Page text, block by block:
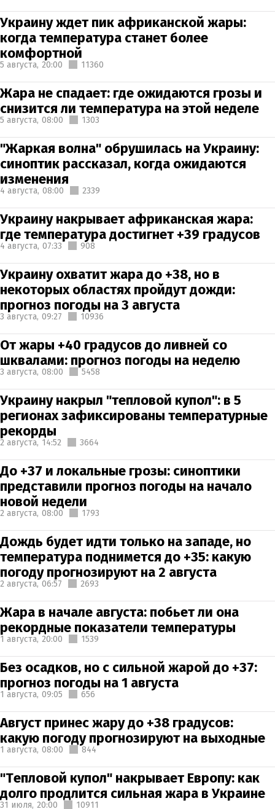
Украину ждет пик африканской жары:
когда температура станет более
комфортной
5 августа, 20:00 11360
Жара не спадает: где ожидаются грозы и
снизится ли температура на этой неделе
5 августа, 08:00 1303
"Жаркая волна" обрушилась на Украину:
синоптик рассказал, когда ожидаются
изменения
4 августа, 08:00 2339
Украину накрывает африканская жара:
где температура достигнет +39 градусов
4 августа, 07:33 908
Украину охватит жара до +38, но в
некоторых областях пройдут дожди:
прогноз погоды на 3 августа
3 августа, 09:27 10936
От жары +40 градусов до ливней со
шквалами: прогноз погоды на неделю
3 августа, 08:00 5458
Украину накрыл "тепловой купол": в 5
регионах зафиксированы температурные
рекорды
2 августа, 14:52 3664
До +37 и локальные грозы: синоптики
представили прогноз погоды на начало
новой недели
2 августа, 08:00 1793
Дождь будет идти только на западе, но
температура поднимется до +35: какую
погоду прогнозируют на 2 августа
2 августа, 06:57 2693
Жара в начале августа: побьет ли она
рекордные показатели температуры
1 августа, 20:00 1539
Без осадков, но с сильной жарой до +37:
прогноз погоды на 1 августа
1 августа, 09:05 656
Август принес жару до +38 градусов:
какую погоду прогнозируют на выходные
1 августа, 08:00 844
"Тепловой купол" накрывает Европу: как
долго продлится сильная жара в Украине
31 июля, 20:00 10911